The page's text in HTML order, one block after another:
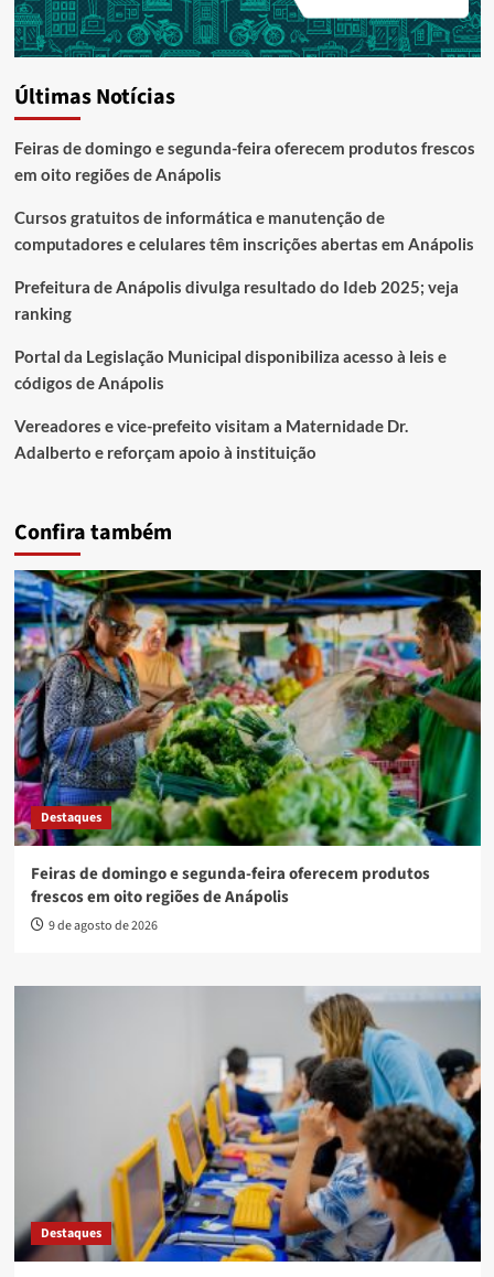
Últimas Notícias
Feiras de domingo e segunda-feira oferecem produtos frescos
em oito regiões de Anápolis
Cursos gratuitos de informática e manutenção de
computadores e celulares têm inscrições abertas em Anápolis
Prefeitura de Anápolis divulga resultado do Ideb 2025; veja
ranking
Portal da Legislação Municipal disponibiliza acesso à leis e
códigos de Anápolis
Vereadores e vice-prefeito visitam a Maternidade Dr.
Adalberto e reforçam apoio à instituição
Confira também
Destaques
Feiras de domingo e segunda-feira oferecem produtos
frescos em oito regiões de Anápolis
9 de agosto de 2026
Destaques